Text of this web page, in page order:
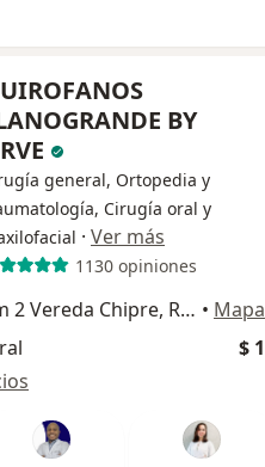
BY
general, Ortopedia y
Cirugía oral y
· Ver más
1130 opiniones
Vía Llanogrande Km 2 Vereda Chipre, Rionegro • Mapa
$ 1